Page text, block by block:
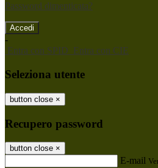
Password dimenticata?
-
Entra con SPID Entra con CIE
Seleziona utente
button close ×
Recupero password
button close ×
E-mail